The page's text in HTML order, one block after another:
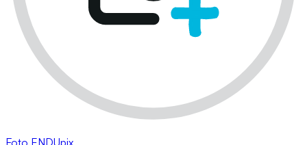
Foto ENDUpix